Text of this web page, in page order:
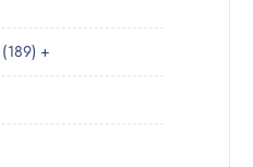
k
é
e
m
k
1891
8
t
+